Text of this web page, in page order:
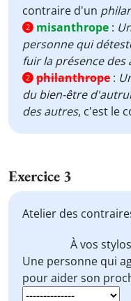
contraire d'un
2 misanthrope :
personne qui
fuir la présence des
2 philanthrope :
du bien-être
des autres, c'est le
Exercice 3
Atelier des
À vos
Une personne qui
pour aider son